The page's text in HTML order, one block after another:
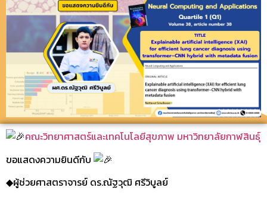
คณะวิทยาศาสตร์และเทคโนโลยีสุขภาพ มหาวิทยาลัยกาฬสินธุ์
ขอแสดงความยินดีกับ
◆ผู้ช่วยศาสตราจารย์ ดร.ณัฐวุฒิ ศรีวิบูลย์